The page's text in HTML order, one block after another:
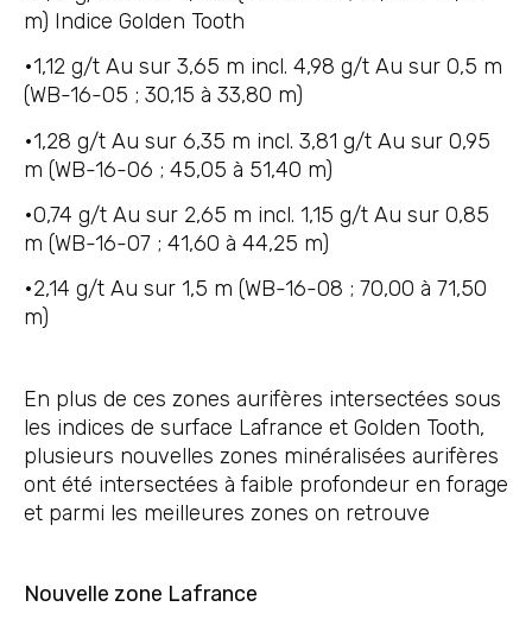
m) Indice Golden Tooth
•1,12 g/t Au sur 3,65 m incl. 4,98 g/t Au sur 0,5 m
(WB-16-05 ; 30,15 à 33,80 m)
•1,28 g/t Au sur 6,35 m incl. 3,81 g/t Au sur 0,95
m (WB-16-06 ; 45,05 à 51,40 m)
•0,74 g/t Au sur 2,65 m incl. 1,15 g/t Au sur 0,85
m (WB-16-07 ; 41,60 à 44,25 m)
•2,14 g/t Au sur 1,5 m (WB-16-08 ; 70,00 à 71,50
m)
En plus de ces zones aurifères intersectées sous
les indices de surface Lafrance et Golden Tooth,
plusieurs nouvelles zones minéralisées aurifères
ont été intersectées à faible profondeur en forage
et parmi les meilleures zones on retrouve
Nouvelle zone Lafrance